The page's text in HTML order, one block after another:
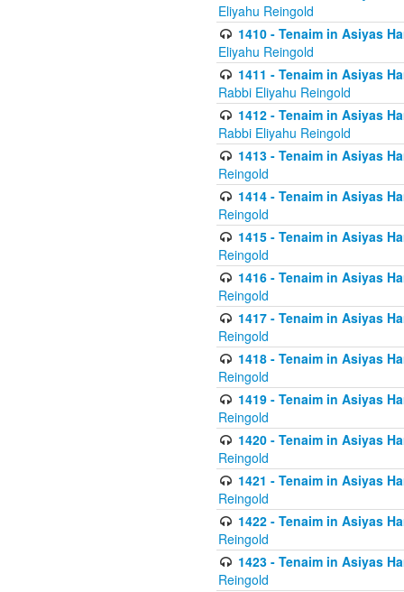
Eliyahu Reingold
1410 - Tenaim in Asiyas
Eliyahu Reingold
1411 - Tenaim in Asiyas
Rabbi Eliyahu Reingold
1412 - Tenaim in Asiyas
Rabbi Eliyahu Reingold
1413 - Tenaim in Asiyas
Reingold
1414 - Tenaim in Asiyas
Reingold
1415 - Tenaim in Asiyas
Reingold
1416 - Tenaim in Asiyas
Reingold
1417 - Tenaim in Asiyas
Reingold
1418 - Tenaim in Asiyas
Reingold
1419 - Tenaim in Asiyas
Reingold
1420 - Tenaim in Asiyas
Reingold
1421 - Tenaim in Asiyas
Reingold
1422 - Tenaim in Asiyas
Reingold
1423 - Tenaim in Asiyas
Reingold